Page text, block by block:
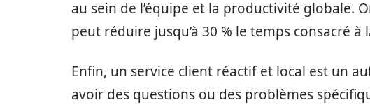
au sein de l’équipe et la productivité globale.
peut réduire jusqu’à 30 % le temps consacré à
Enfin, un service client réactif et local est un
avoir des questions ou des problèmes